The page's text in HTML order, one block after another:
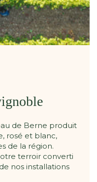
de Berne produit
rosé et blanc,
de la région.
terroir converti
nos installations